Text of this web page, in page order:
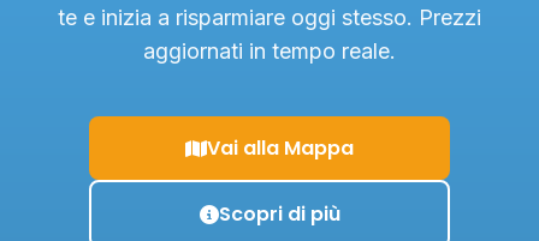
te e inizia a risparmiare oggi stesso. Prezzi
aggiornati in tempo reale.
Vai alla Mappa
Scopri di più